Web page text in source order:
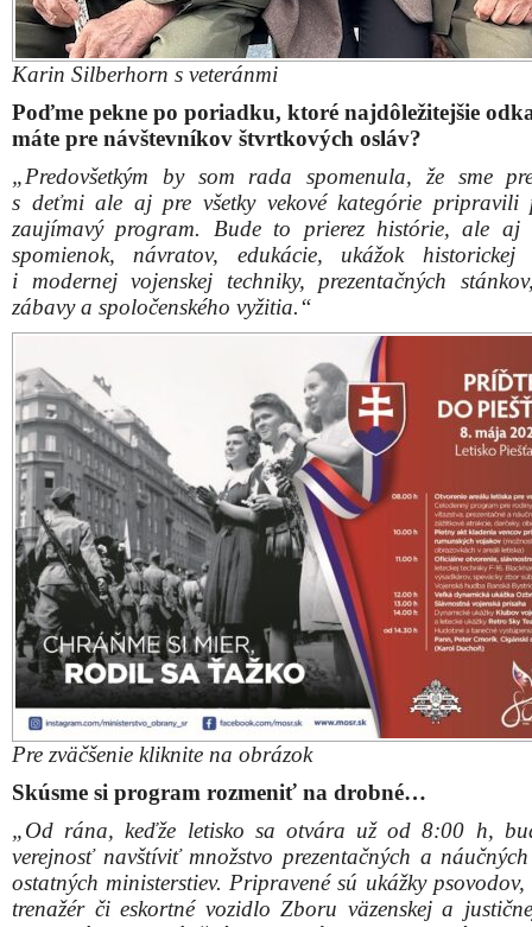
Pre zväčšenie kliknite na obrázok
Skúsme si program rozmeniť na drobné…
„Od rána, keďže letisko sa otvára už od 8:00 h,
verejnosť navštíviť množstvo prezentačných a
ostatných ministerstiev. Pripravené sú ukážky psovodov,
trenažér či eskortné vozidlo Zboru väzenskej a
Svoj stánok s náučným chodníkom a s lesnými
predstavia Vojenské lesy a majetky, s aktivitami sa
štátne Lesy SR.
Múzeum SNP si pripravilo statickú prezentáciu a
aktivity k téme SNP a oslobodenia. Vojenské športové
Dukla prinesie pádlovací trenažér a laserovú
vojenskej histórie si pripravili ukážky statickej
o dynamické ukážky bojov, pripravené budú 2 poľné
s ochutnávkou jedla podľa historického receptu.
program spríjemnia aj regrutačné stánky
Slovenskej republiky s informáciami o vojenskej
zábavným programom, ministerstvo financií
Finančnej polície. K dispozícii bude Operačné
zdravotnej a záchrannej služby, Slovakia Travel
Slovensko prostredníctvom náučno-zábavných hier
i dospelých.A mnoho ďalších aktivít .“